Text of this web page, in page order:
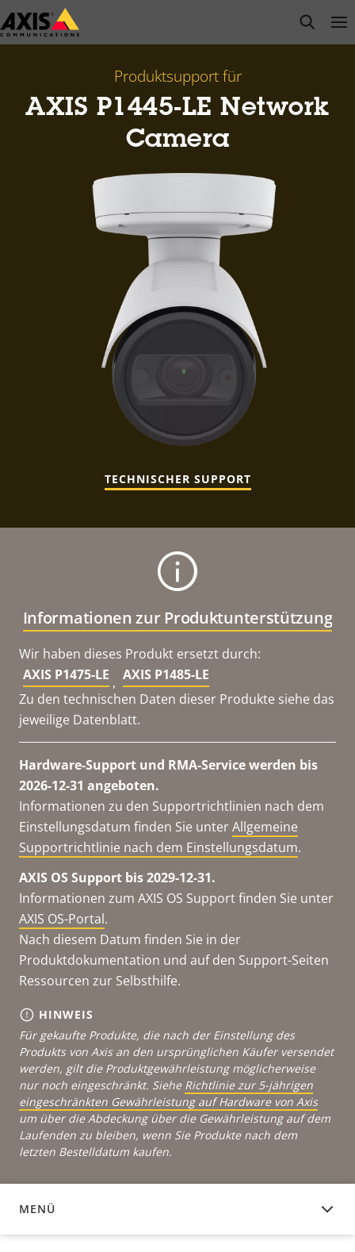
Zum
Hauptinhalt
open
Produktsupport für
AXIS P1445-LE Network
Camera
TECHNISCHER SUPPORT
Informationen zur Produktunterstützung
Wir haben dieses Produkt ersetzt durch:
AXIS P1475-LE , AXIS P1485-LE
Zu den technischen Daten dieser Produkte siehe das
jeweilige Datenblatt.
Hardware-Support und RMA-Service werden bis
2026-12-31 angeboten.
Informationen zu den Supportrichtlinien nach dem
Einstellungsdatum finden Sie unterAllgemeine
Supportrichtlinie nach dem Einstellungsdatum.
AXIS OS Support bis 2029-12-31.
Informationen zum AXIS OS Support finden Sie unter
AXIS OS-Portal.
Nach diesem Datum finden Sie in der
Produktdokumentation und auf den Support-Seiten
Ressourcen zur Selbsthilfe.
HINWEIS
Für gekaufte Produkte, die nach der Einstellung des
Produkts von Axis an den ursprünglichen Käufer versendet
werden, gilt die Produktgewährleistung möglicherweise
nur noch eingeschränkt. Siehe Richtlinie zur 5-jährigen
eingeschränkten Gewährleistung auf Hardware von Axis
um über die Abdeckung über die Gewährleistung auf dem
Laufenden zu bleiben, wenn Sie Produkte nach dem
letzten Bestelldatum kaufen.
MENÜ
GERÄTESOFTWARE